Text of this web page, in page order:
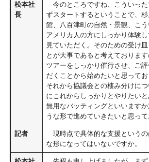
松本社
長
今のところですね、こういった
ずスタートするということで、
館、八百津町の自然・景観、こ
アメリカ人の方にしっかり体験し
見ていただく。そのための受け
とが大事であると考えておりま
ツアーをしっかり催行させ、ご
だくことから始めたいと思ってお
それから協議会との棲み分けに
にこれからしっかりとやりたいと
無用なバッティングといいます
うな形で進めていきたいと思って
記者
現時点で具体的な支援という
な形になってはいないですか。